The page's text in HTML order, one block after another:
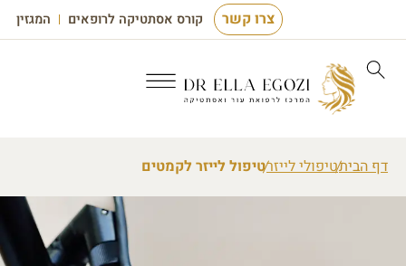
קורס אסתטיקה לרופאים המגזין צרו קשר
דף הביתטיפולי לייזרטיפול לייזר לקמטים